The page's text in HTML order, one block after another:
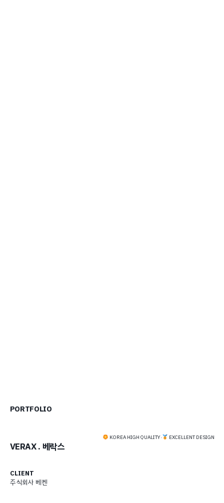
PORTFOLIO
KOREA HIGH QUALITY· EXCELLENT DESIGN
VERAX . 베락스
CLIENT
주식회사 베켄